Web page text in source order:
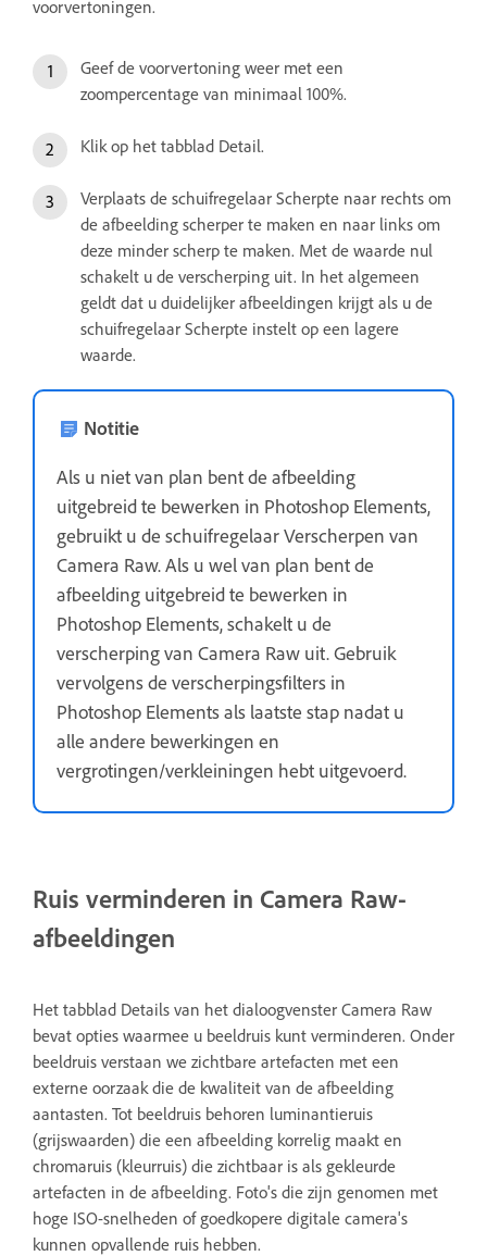
voorvertoningen.
Geef de voorvertoning weer met een
zoompercentage van minimaal 100%.
Klik op het tabblad Detail.
Verplaats de schuifregelaar Scherpte naar rechts om
de afbeelding scherper te maken en naar links om
deze minder scherp te maken. Met de waarde nul
schakelt u de verscherping uit. In het algemeen
geldt dat u duidelijker afbeeldingen krijgt als u de
schuifregelaar Scherpte instelt op een lagere
waarde.
Notitie
Als u niet van plan bent de afbeelding
uitgebreid te bewerken in Photoshop Elements,
gebruikt u de schuifregelaar Verscherpen van
Camera Raw. Als u wel van plan bent de
afbeelding uitgebreid te bewerken in
Photoshop Elements, schakelt u de
verscherping van Camera Raw uit. Gebruik
vervolgens de verscherpingsfilters in
Photoshop Elements als laatste stap nadat u
alle andere bewerkingen en
vergrotingen/verkleiningen hebt uitgevoerd.
Ruis verminderen in Camera Raw-
afbeeldingen
Het tabblad Details van het dialoogvenster Camera Raw
bevat opties waarmee u beeldruis kunt verminderen. Onder
beeldruis verstaan we zichtbare artefacten met een
externe oorzaak die de kwaliteit van de afbeelding
aantasten. Tot beeldruis behoren luminantieruis
(grijswaarden) die een afbeelding korrelig maakt en
chromaruis (kleurruis) die zichtbaar is als gekleurde
artefacten in de afbeelding. Foto's die zijn genomen met
hoge ISO-snelheden of goedkopere digitale camera's
kunnen opvallende ruis hebben.